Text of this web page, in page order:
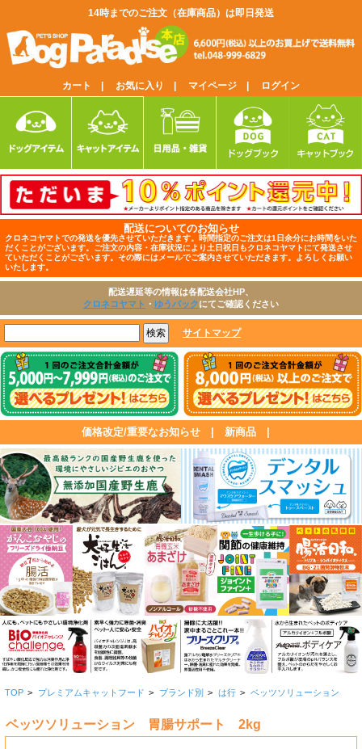
14時までのご注文（在庫商品）は即日発送
カート | お気に入り | マイページ | ログイン
配送についてのお知らせ
クロネコヤマトでの発送を優先させていただきます。時間指定のご注文は1日余分にお時間をいた
だくことがございます。ご注文の内容・在庫状況により土日祝日もクロネコヤマトにて発送させ
ていただくことがございます。その際にはメールでご案内させていただきます。よろしくお願い
いたします。
配送遅延等の情報は各配送会社HP、
クロネコヤマト ・ ゆうパックにてご確認ください
サイトマップ
価格改定/重要なお知らせ 新商品
TOP > プレミアムキャットフード > ブランド別 > は行 > ベッツソリューション
ベッツソリューション 胃腸サポート 2kg